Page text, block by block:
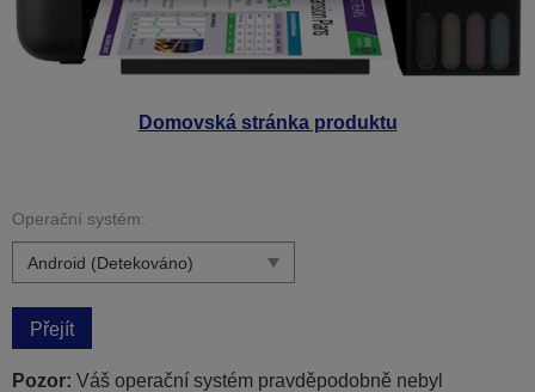
Domovská stránka produktu
Operační systém:
Přejít
Pozor: Váš operační systém pravděpodobně nebyl